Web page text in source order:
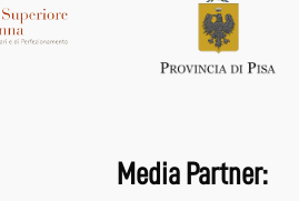
Media Partner: